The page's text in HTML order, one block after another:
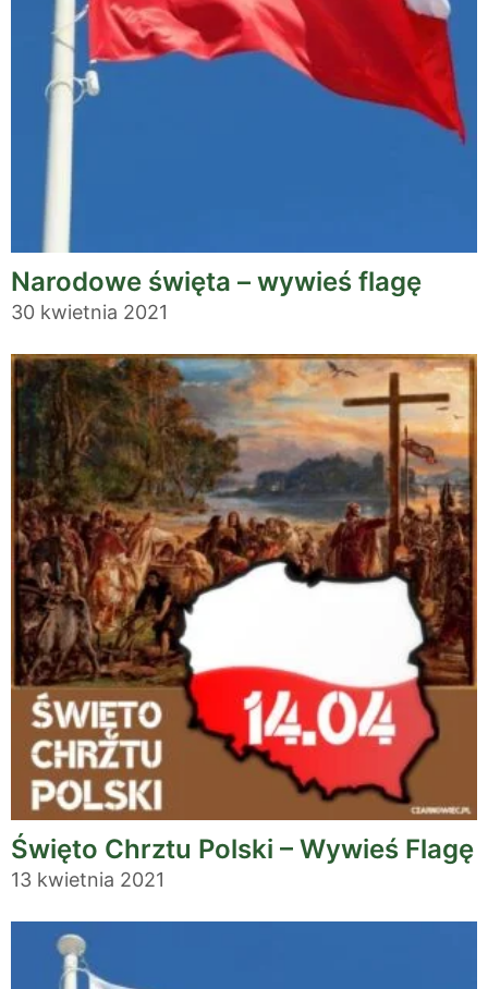
Narodowe święta – wywieś flagę
30 kwietnia 2021
Święto Chrztu Polski – Wywieś Flagę
13 kwietnia 2021